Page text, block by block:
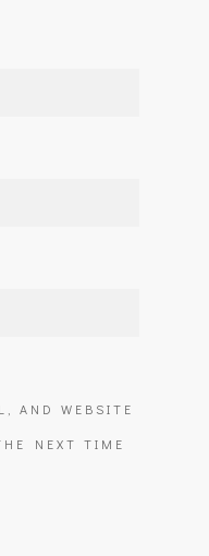
AND WEBSITE
NEXT TIME